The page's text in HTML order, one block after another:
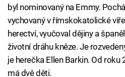
byl nominovaný na Emmy.
vychovaný v římskokatolické
herectví, vyučoval dějiny a
životní dráhu kněze. Je
je herečka Ellen Barkin. Od
má dvě děti.